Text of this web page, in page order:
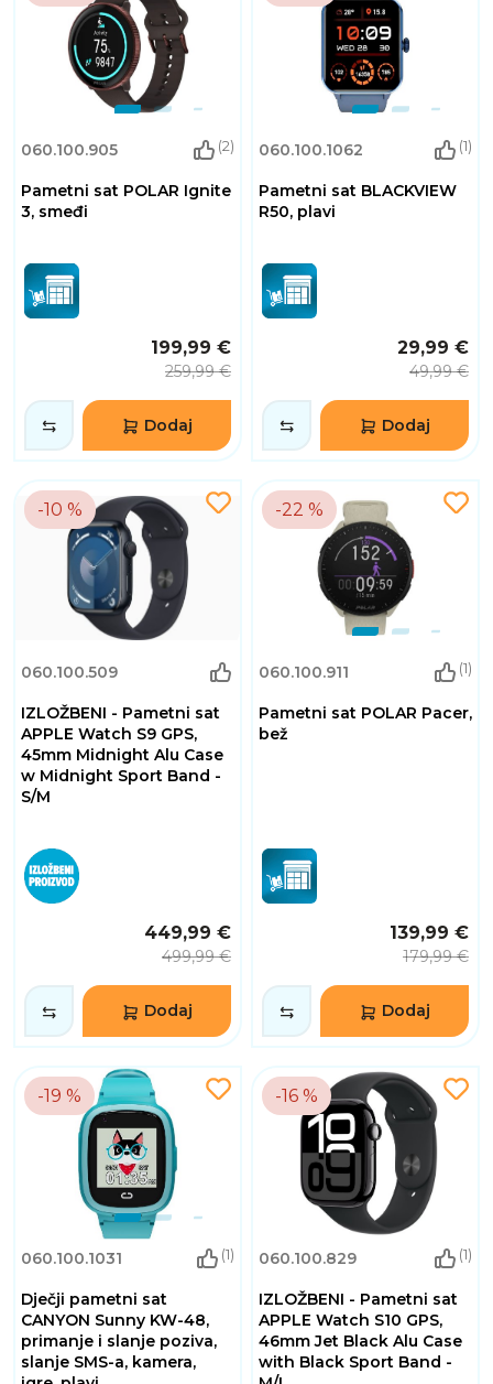
060.100.905 (2)
Pametni sat POLAR Ignite
3, smeđi
199,99 €
259,99 €
Dodaj
060.100.1062 (1)
Pametni sat BLACKVIEW
R50, plavi
29,99 €
49,99 €
Dodaj
-10 %
060.100.509
IZLOŽBENI - Pametni sat
APPLE Watch S9 GPS,
45mm Midnight Alu Case
w Midnight Sport Band -
S/M
449,99 €
499,99 €
Dodaj
-22 %
060.100.911 (1)
Pametni sat POLAR Pacer,
bež
139,99 €
179,99 €
Dodaj
-19 %
060.100.1031 (1)
Dječji pametni sat
CANYON Sunny KW-48,
primanje i slanje poziva,
slanje SMS-a, kamera,
-16 %
060.100.829 (1)
IZLOŽBENI - Pametni sat
APPLE Watch S10 GPS,
46mm Jet Black Alu Case
with Black Sport Band -